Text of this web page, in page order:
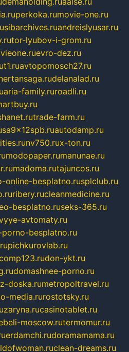
perkoka.rumovie-one.ru
sibarchives.ruandreislyusar.ru
tor-lyubov-i-grom.ru
evro-dez.ru
avtopomosch27.ru
delanalad.ru
aria-family.ruroadli.ru
trade-farm.ru
autodamp.ru
nv750.rux-ton.ru
modopaper.rumanunae.ru
madoma.rutajuncos.ru
online-besplatno.rusplclub.ru
ribery.rucleanmedicine.ru
besplatno.ruseks-365.ru
avtomaty.ru
porno-besplatno.ru
pichkurovlab.ru
don-ykt.ru
domashnee-porno.ru
doska.rumetropoltravel.ru
media.rurostotsky.ru
zaryna.rucasinotablet.ru
moscow.rutermomur.ru
erdamchi.rudoramamama.ru
clean-dreams.ru